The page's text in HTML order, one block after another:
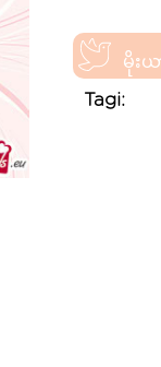
မိုးယ
Tagi: